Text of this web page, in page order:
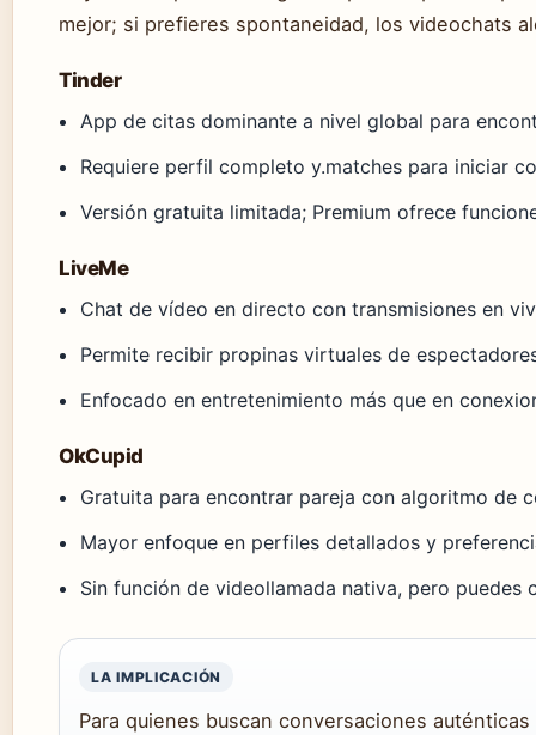
mejor; si prefieres spontaneidad, los videochats
Tinder
App de citas dominante a nivel global para
Requiere perfil completo y.matches para iniciar
Versión gratuita limitada; Premium ofrece
LiveMe
Chat de vídeo en directo con transmisiones en
Permite recibir propinas virtuales de
Enfocado en entretenimiento más que en
OkCupid
Gratuita para encontrar pareja con algoritmo de
Mayor enfoque en perfiles detallados y
Sin función de videollamada nativa, pero
LA IMPLICACIÓN
Para quienes buscan conversaciones